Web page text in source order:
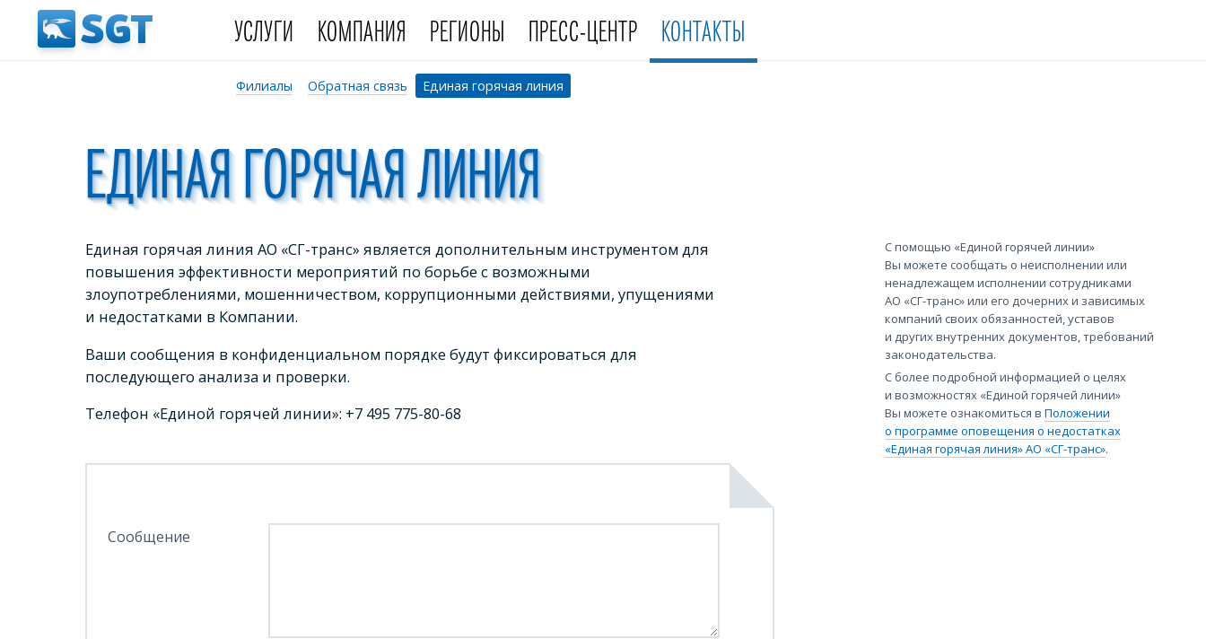
УСЛУГИ КОМПАНИЯ РЕГИОНЫ ПРЕСС-ЦЕНТР КОНТАКТЫ
Филиалы Обратная связь Единая горячая линия
ЕДИНАЯ ГОРЯЧАЯ ЛИНИЯ
Единая горячая линия АО «СГ-транс» является дополнительным инструментом для
повышения эффективности мероприятий по борьбе с возможными
злоупотреблениями, мошенничеством, коррупционными действиями, упущениями
и недостатками в Компании.
Ваши сообщения в конфиденциальном порядке будут фиксироваться для
последующего анализа и проверки.
Телефон «Единой горячей линии»: +7 495 775-80-68
С помощью «Единой горячей линии»
Вы можете сообщать о неисполнении или
ненадлежащем исполнении сотрудниками
АО «СГ-транс» или его дочерних и зависимых
компаний своих обязанностей, уставов
и других внутренних документов, требований
законодательства.
С более подробной информацией о целях
и возможностях «Единой горячей линии»
Вы можете ознакомиться в Положении
о программе оповещения о недостатках
«Единая горячая линия» АО «СГ-транс».
Сообщение